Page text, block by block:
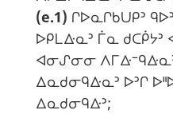
(e.1) ᒋᐅᓇᒋᑲᑌᑭᐣ
ᐅᑭᒪᐏᓇᐣ ᒦᓇ
ᐊᓂᔑᓂᓂ
ᐃᓇᑯᓂᑫᐏᓇᐣ ᐅᐣᒋ
ᐃᓇᑯᓂᑫᐏᐣ;